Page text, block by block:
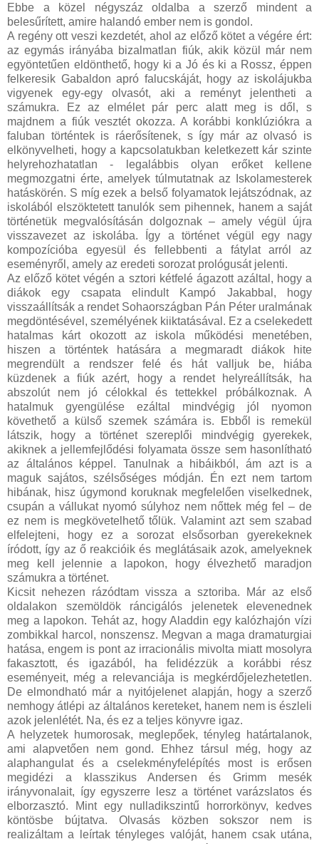
Ebbe a közel négyszáz oldalba a szerző mindent a
belesűrített, amire halandó ember nem is gondol.
A regény ott veszi kezdetét, ahol az előző kötet a végére ért:
az egymás irányába bizalmatlan fiúk, akik közül már nem
egyöntetűen eldönthető, hogy ki a Jó és ki a Rossz, éppen
felkeresik Gabaldon apró falucskáját, hogy az iskolájukba
vigyenek egy-egy olvasót, aki a reményt jelentheti a
számukra. Ez az elmélet pár perc alatt meg is dől, s
majdnem a fiúk vesztét okozza. A korábbi konklúziókra a
faluban történtek is ráerősítenek, s így már az olvasó is
elkönyvelheti, hogy a kapcsolatukban keletkezett kár szinte
helyrehozhatatlan - legalábbis olyan erőket kellene
megmozgatni érte, amelyek túlmutatnak az Iskolamesterek
hatáskörén. S míg ezek a belső folyamatok lejátszódnak, az
iskolából elszöktetett tanulók sem pihennek, hanem a saját
történetük megvalósításán dolgoznak – amely végül újra
visszavezet az iskolába. Így a történet végül egy nagy
kompozícióba egyesül és fellebbenti a fátylat arról az
eseményről, amely az eredeti sorozat prológusát jelenti.
Az előző kötet végén a sztori kétfelé ágazott azáltal, hogy a
diákok egy csapata elindult Kampó Jakabbal, hogy
visszaállítsák a rendet Sohaországban Pán Péter uralmának
megdöntésével, személyének kiiktatásával. Ez a cselekedett
hatalmas kárt okozott az iskola működési menetében,
hiszen a történtek hatására a megmaradt diákok hite
megrendült a rendszer felé és hát valljuk be, hiába
küzdenek a fiúk azért, hogy a rendet helyreállítsák, ha
abszolút nem jó célokkal és tettekkel próbálkoznak. A
hatalmuk gyengülése ezáltal mindvégig jól nyomon
követhető a külső szemek számára is. Ebből is remekül
látszik, hogy a történet szereplői mindvégig gyerekek,
akiknek a jellemfejlődési folyamata össze sem hasonlítható
az általános képpel. Tanulnak a hibáikból, ám azt is a
maguk sajátos, szélsőséges módján. Én ezt nem tartom
hibának, hisz úgymond koruknak megfelelően viselkednek,
csupán a vállukat nyomó súlyhoz nem nőttek még fel – de
ez nem is megkövetelhető tőlük. Valamint azt sem szabad
elfelejteni, hogy ez a sorozat elsősorban gyerekeknek
íródott, így az ő reakcióik és meglátásaik azok, amelyeknek
meg kell jelennie a lapokon, hogy élvezhető maradjon
számukra a történet.
Kicsit nehezen rázódtam vissza a sztoriba. Már az első
oldalakon szemöldök ráncigálós jelenetek elevenednek
meg a lapokon. Tehát az, hogy Aladdin egy kalózhajón vízi
zombikkal harcol, nonszensz. Megvan a maga dramaturgiai
hatása, engem is pont az irracionális mivolta miatt mosolyra
fakasztott, és igazából, ha felidézzük a korábbi rész
eseményeit, még a relevanciája is megkérdőjelezhetetlen.
De elmondható már a nyitójelenet alapján, hogy a szerző
nemhogy átlépi az általános kereteket, hanem nem is észleli
azok jelenlétét. Na, és ez a teljes könyvre igaz.
A helyzetek humorosak, meglepőek, tényleg határtalanok,
ami alapvetően nem gond. Ehhez társul még, hogy az
alaphangulat és a cselekményfelépítés most is erősen
megidézi a klasszikus Andersen és Grimm mesék
irányvonalait, így egyszerre lesz a történet varázslatos és
elborzasztó. Mint egy nulladikszintű horrorkönyv, kedves
köntösbe bújtatva. Olvasás közben sokszor nem is
realizáltam a leírtak tényleges valóját, hanem csak utána,